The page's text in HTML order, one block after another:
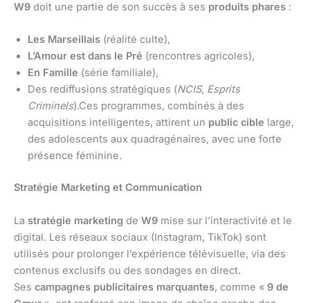
W9 doit une partie de son succès à ses produits phares :
Les Marseillais (réalité culte),
L’Amour est dans le Pré (rencontres agricoles),
En Famille (série familiale),
Des rediffusions stratégiques (NCIS, Esprits
Criminels).Ces programmes, combinés à des
acquisitions intelligentes, attirent un public cible large,
des adolescents aux quadragénaires, avec une forte
présence féminine.
Stratégie Marketing et Communication
La stratégie marketing de W9 mise sur l’interactivité et le
digital. Les réseaux sociaux (Instagram, TikTok) sont
utilisés pour prolonger l’expérience télévisuelle, via des
contenus exclusifs ou des sondages en direct.
Ses campagnes publicitaires marquantes, comme « 9 de